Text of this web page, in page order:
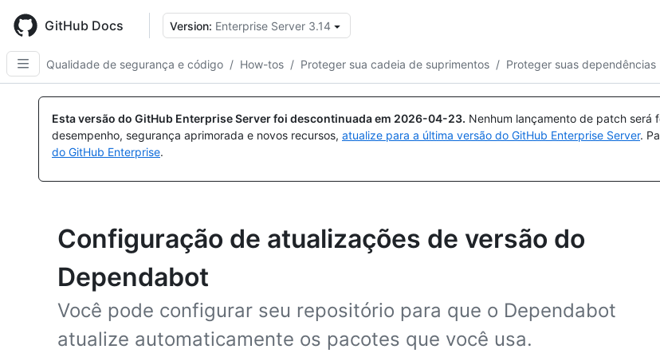
main
content
GitHub Docs Version: Enterprise Server 3.14
Qualidade de segurança e código / How-tos / Proteger sua cadeia de suprimentos / Proteger suas dependências
Esta versão do GitHub Enterprise Server foi descontinuada em 2026-04-23. Nenhum lançamento de patch será
desempenho, segurança aprimorada e novos recursos, atualize para a última versão do GitHub Enterprise Server.
do GitHub Enterprise.
Configuração de atualizações de versão do
Dependabot
Você pode configurar seu repositório para que o Dependabot
atualize automaticamente os pacotes que você usa.